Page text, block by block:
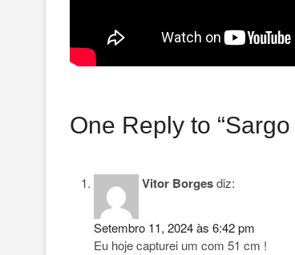
One Reply to
Vitor Borgesdiz:
Setembro 11, 2024 às 6:42 pm
Eu hoje capturei um com 51 cm !